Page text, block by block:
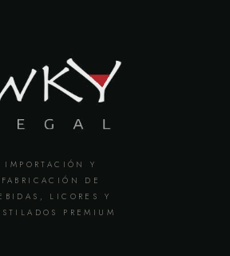
IMPORTACIÓN Y
FABRICACIÓN DE
LICORES Y
PREMIUM